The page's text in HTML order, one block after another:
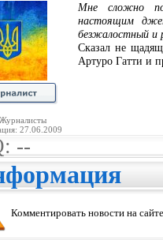
27.06.2009
Мне сложно
настоящим
безжалостный и
Сказал не
Артуро Гатти и
--
Комментировать новости на